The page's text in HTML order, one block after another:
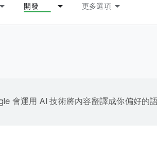
開發 更多選項
會運用 AI 技術將內容翻譯成你偏好的